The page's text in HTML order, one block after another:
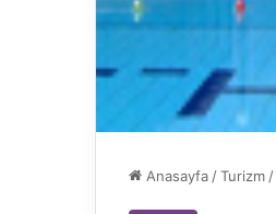
Anasayfa /Turizm /